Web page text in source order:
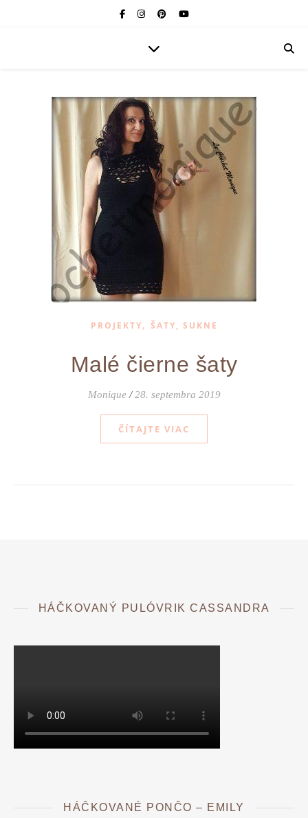
PROJEKTY, ŠATY, SUKNE
Malé čierne šaty
Monique / 28. septembra 2019
ČÍTAJTE VIAC
HÁČKOVANÝ PULÓVRIK CASSANDRA
HÁČKOVANÉ PONČO – EMILY